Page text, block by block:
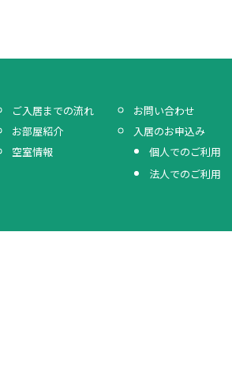
ご入居までの流れ
お部屋紹介
空室情報
お問い合わせ
入居のお申込み
個人でのご利用
法人でのご利用